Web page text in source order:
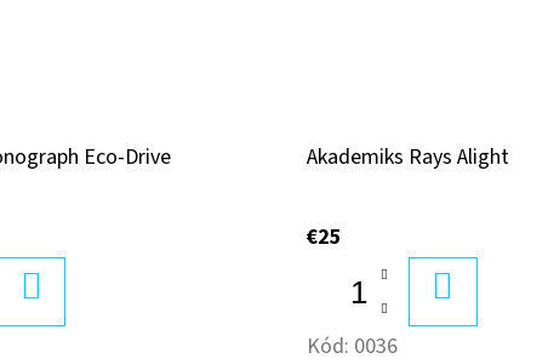
Eco-Drive
KOŠÍKA
Akademiks Rays Alight
€25
KOŠÍKA
Kód: 0036